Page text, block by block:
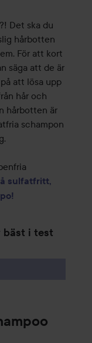
Det ska du
hårbotten
För att kort
säga att de är
att lösa upp
hår och
hårbotten är
schampon
sulfatfritt,
bäst i test